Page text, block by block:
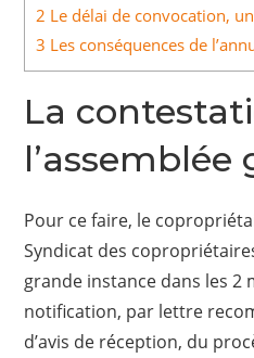
2 Le délai de convocation,
3 Les conséquences de
La
l’assemblée
Pour ce faire, le
Syndicat des
grande instance dans les 2
notification, par lettre
d’avis de réception, du